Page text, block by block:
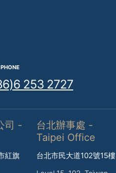
253 2727
司 -
紅旗
台北辦事處 -
Taipei Office
台北市民大道102號15樓